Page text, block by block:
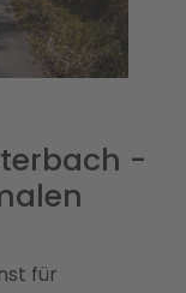
-
für